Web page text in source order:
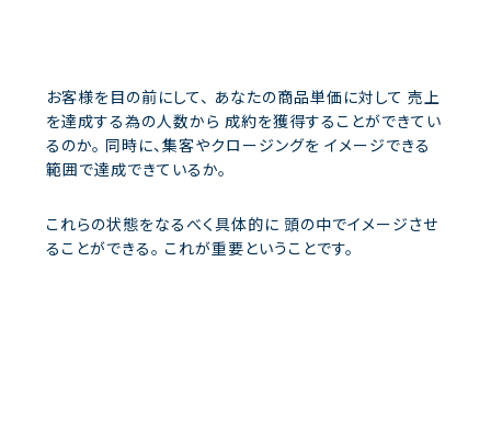
お客様を目の前にして、 あなたの商品単価に対して 売上
を達成する為の人数から 成約を獲得することができてい
るのか。 同時に、集客やクロージングを イメージできる
範囲で達成できているか。
これらの状態をなるべく具体的に 頭の中でイメージさせ
ることができる。 これが重要ということです。